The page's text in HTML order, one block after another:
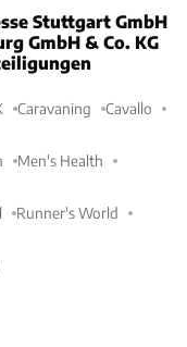
Stuttgart GmbH
GmbH & Co. KG
Caravaning Cavallo
Men's Health
Runner's World